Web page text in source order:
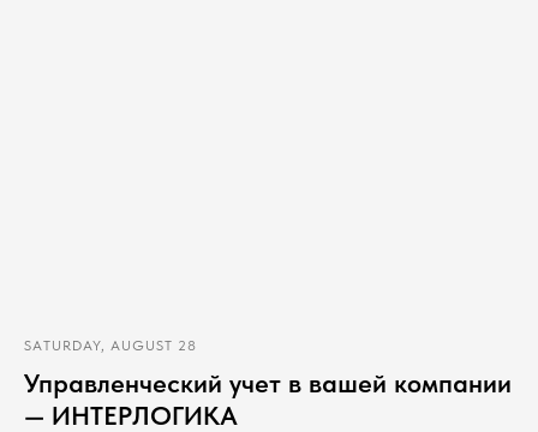
SATURDAY, AUGUST 28
Управленческий учет в вашей компании
— ИНТЕРЛОГИКА